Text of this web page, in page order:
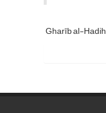
Gharīb al-Hadih